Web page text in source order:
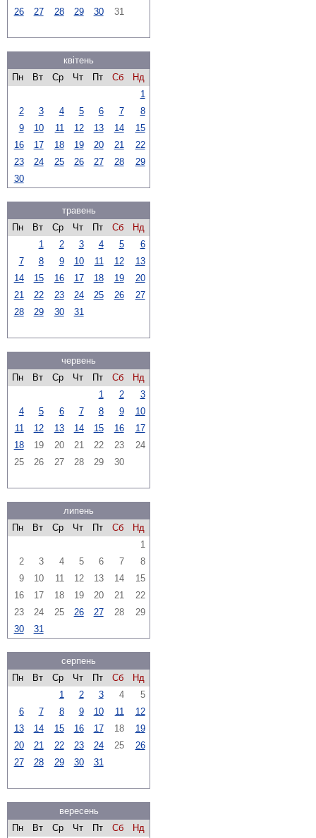
26
27 28 29 30 31
квітень
Пн
Вт Ср Чт Пт Сб
Нд
1
2
3 4 5 6 7
8
9
10 11 12 13 14
15
16
17 18 19 20 21
22
23
24 25 26 27 28
29
30
травень
Пн
Вт Ср Чт Пт Сб
Нд
1
2 3 4 5
6
7
8 9 10 11 12
13
14
15 16 17 18 19
20
21
22 23 24 25 26
27
28
29 30 31
червень
Пн
Вт Ср Чт Пт Сб
Нд
1
2
3
4
5 6 7 8 9
10
11
12 13 14 15 16
17
18
19 20 21 22 23
24
25
26 27 28 29 30
липень
Пн
Вт Ср Чт Пт Сб
Нд
1
2
3 4 5 6 7
8
9
10 11 12 13 14
15
16
17 18 19 20 21
22
23
24 25 26 27 28
29
30
31
серпень
Пн
Вт Ср Чт Пт Сб
Нд
1
2 3 4
5
6
7 8 9 10 11
12
13
14 15 16 17 18
19
20
21 22 23 24 25
26
27
28 29 30 31
вересень
Пн
Вт Ср Чт Пт Сб
Нд